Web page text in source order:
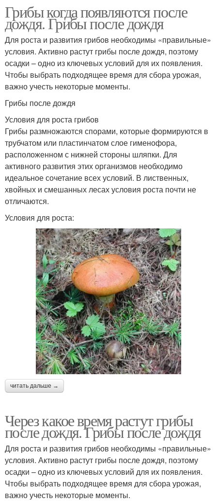
Грибы когда появляются после
дождя. Грибы после дождя
Для роста и развития грибов необходимы «правильные»
условия. Активно растут грибы после дождя, поэтому
осадки – одно из ключевых условий для их появления.
Чтобы выбрать подходящее время для сбора урожая,
важно учесть некоторые моменты.
Грибы после дождя
Условия для роста грибов
Грибы размножаются спорами, которые формируются в
трубчатом или пластинчатом слое гименофора,
расположенном с нижней стороны шляпки. Для
активного развития этих организмов необходимо
идеальное сочетание всех условий. В лиственных,
хвойных и смешанных лесах условия роста почти не
отличаются.
Условия для роста:
читать дальше →
Через какое время растут грибы
после дождя. Грибы после дождя
Для роста и развития грибов необходимы «правильные»
условия. Активно растут грибы после дождя, поэтому
осадки – одно из ключевых условий для их появления.
Чтобы выбрать подходящее время для сбора урожая,
важно учесть некоторые моменты.